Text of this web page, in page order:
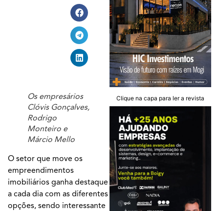
Os empresários
Clóvis Gonçalves,
Rodrigo
Monteiro e
Márcio Mello
O setor que move os
empreendimentos
imobiliários ganha destaque
a cada dia com as diferentes
opções, sendo interessante
Clique na capa para ler a revista